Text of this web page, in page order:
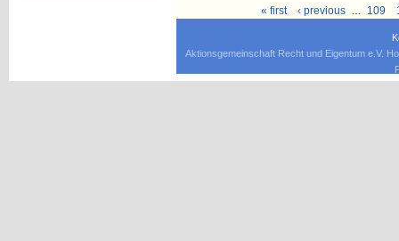
« first ‹ previous … 109
Aktionsgemeinschaft Recht und Eigentum e.V.